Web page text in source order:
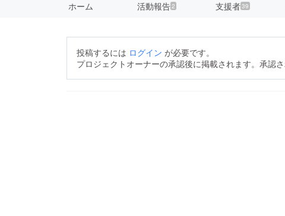
ホーム 活動報告2 支援者39
投稿するには ログイン が必要です。
プロジェクトオーナーの承認後に掲載されます。承認